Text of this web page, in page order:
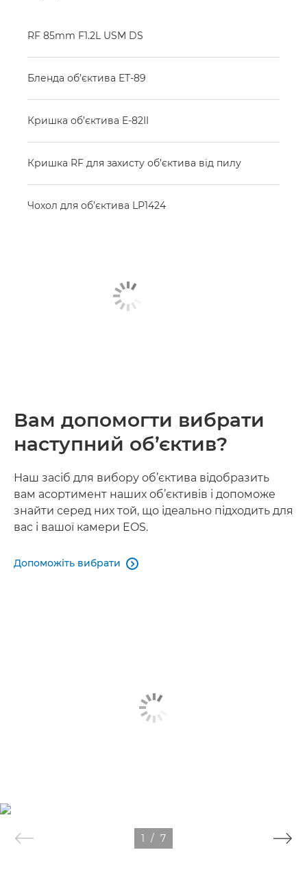
RF 85mm F1.2L USM DS
Бленда об’єктива ET-89
Кришка об’єктива E-82II
Кришка RF для захисту об’єктива від пилу
Чохол для об’єктива LP1424
Вам допомогти вибрати
наступний об’єктив?
Наш засіб для вибору об’єктива відобразить
вам асортимент наших об’єктивів і допоможе
знайти серед них той, що ідеально підходить для
вас і вашої камери EOS.
Допоможіть вибрати 
1 / 7